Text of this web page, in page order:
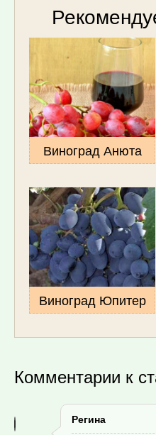
Виноград Анюта
Виноград Юпитер
Комментарии к
Регина